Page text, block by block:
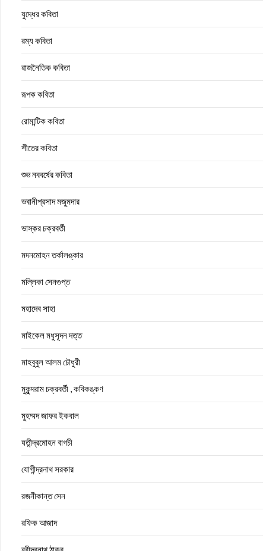
যুদ্ধের কবিতা
রম্য কবিতা
রাজনৈতিক কবিতা
রূপক কবিতা
রোমান্টিক কবিতা
শীতের কবিতা
শুভ নববর্ষের কবিতা
ভবানীপ্রসাদ মজুমদার
ভাস্কর চক্রবর্তী
মদনমোহন তর্কালঙ্কার
মল্লিকা সেনগুপ্ত
মহাদেব সাহা
মাইকেল মধুসূদন দত্ত
মাহবুবুল আলম চৌধুরী
মুকুন্দরাম চক্রবর্তী , কবিকঙ্কণ
মুহম্মদ জাফর ইকবাল
যতীন্দ্রমোহন বাগচী
যোগীন্দ্রনাথ সরকার
রজনীকান্ত সেন
রফিক আজাদ